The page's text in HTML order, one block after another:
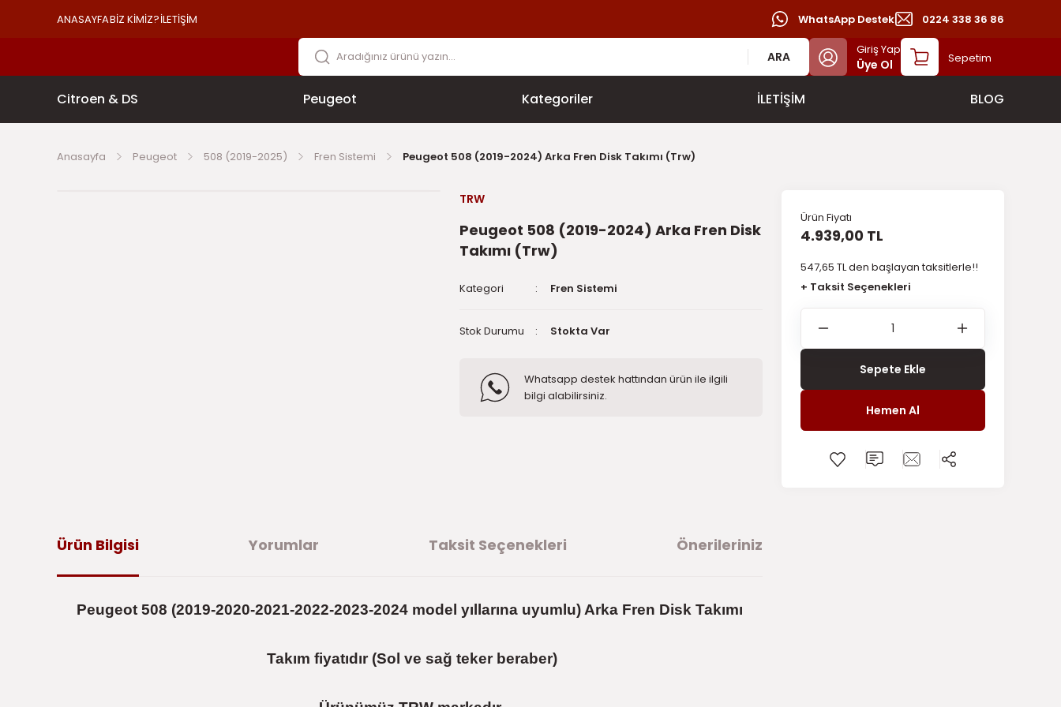
ANASAYFABİZ KİMİZ?İLETİŞİM WhatsApp Destek 0224 338 36 86
ARA Giriş Yap
Üye Ol Sepetim
Citroen & DS Peugeot Kategoriler İLETİŞİM BLOG
Anasayfa Peugeot 508 (2019-2025) Fren Sistemi Peugeot 508 (2019-2024) Arka Fren Disk Takımı (Trw)
TRW
Peugeot 508 (2019-2024) Arka Fren Disk
Takımı (Trw)
Kategori Fren Sistemi
Stok Durumu Stokta Var
Whatsapp destek hattından ürün ile ilgili
bilgi alabilirsiniz.
Ürün Fiyatı
4.939,00 TL
547,65 TL den başlayan taksitlerle!!
+ Taksit Seçenekleri
Sepete Ekle
Hemen Al
Ürün Bilgisi Yorumlar Taksit Seçenekleri Önerileriniz
Peugeot 508 (2019-2020-2021-2022-2023-2024 model yıllarına uyumlu) Arka Fren Disk Takımı
Takım fiyatıdır (Sol ve sağ teker beraber)